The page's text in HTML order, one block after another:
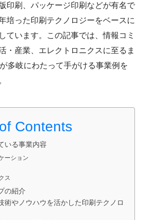
印刷、パッケージ印刷などが有名で
培った印刷テクノロジーをベースに
ています。この記事では、情報コミ
・産業、エレクトロニクスに至るま
多岐にわたって手がける事業例を
Contents
いる事業内容
ーション
ス
の紹介
術やノウハウを活かした印刷テクノロ